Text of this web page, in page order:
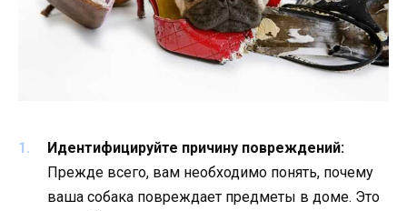
Идентифицируйте причину повреждений:
Прежде всего, вам необходимо понять, почему
ваша собака повреждает предметы в доме. Это